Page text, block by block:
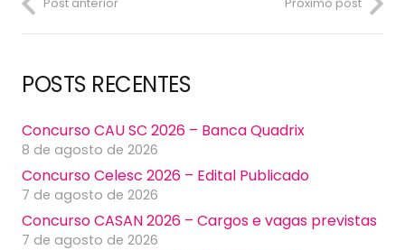
Post anterior Próximo post
POSTS RECENTES
Concurso CAU SC 2026 – Banca Quadrix
8 de agosto de 2026
Concurso Celesc 2026 – Edital Publicado
7 de agosto de 2026
Concurso CASAN 2026 – Cargos e vagas previstas
7 de agosto de 2026